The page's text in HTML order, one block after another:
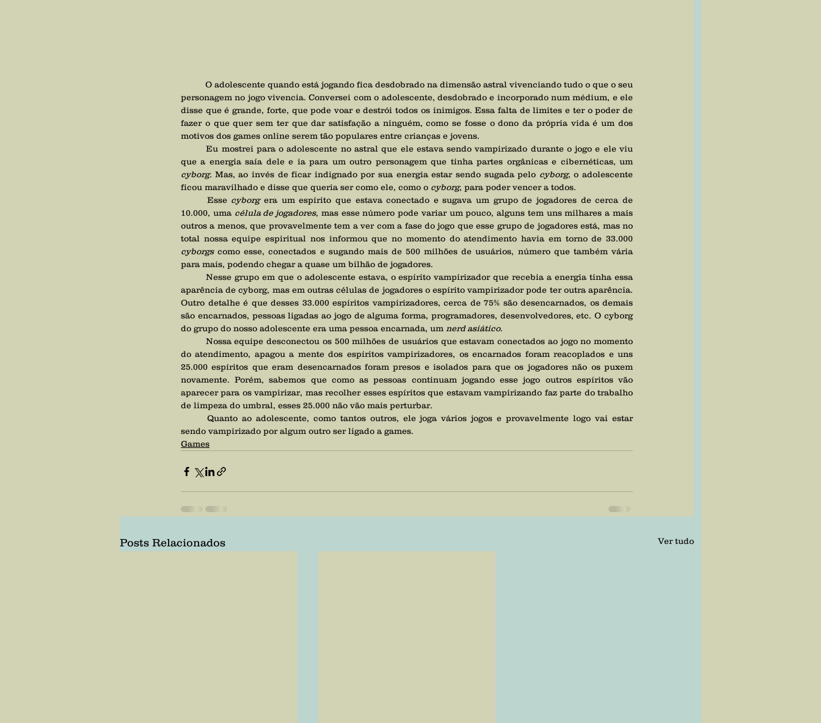
personagem no jogo vivencia. Conversei com o adolescente, desdobrado e incorporado num médium, e ele
disse que é grande, forte, que pode voar e destrói todos os inimigos. Essa falta de limites e ter o poder de
fazer o que quer sem ter que dar satisfação a ninguém, como se fosse o dono da própria vida é um dos
motivos dos games online serem tão populares entre crianças e jovens.
	Eu mostrei para o adolescente no astral que ele estava sendo vampirizado durante o jogo e ele viu
cyborg. Mas, ao invés de ficar indignado por sua energia estar sendo sugada pelo cyborg, o adolescente
ficou maravilhado e disse que queria ser como ele, como o cyborg, para poder vencer a todos.
	Esse
cyborg era um espírito que estava conectado e sugava um grupo de jogadores de cerca de
10.000, uma célula de jogadores, mas esse número pode variar um pouco, alguns tem uns milhares a mais
outros a menos, que provavelmente tem a ver com a fase do jogo que esse grupo de jogadores está, mas no
cyborgs como esse, conectados e sugando mais de 500 milhões de usuários, número que também vária
para mais, podendo chegar a quase um bilhão de jogadores.
aparência de cyborg, mas em outras células de jogadores o espírito vampirizador pode ter outra aparência.
Outro detalhe é que desses 33.000 espíritos vampirizadores, cerca de 75% são desencarnados, os demais
são encarnados, pessoas ligadas ao jogo de alguma forma, programadores, desenvolvedores, etc. O cyborg
do grupo do nosso adolescente era uma pessoa encarnada, um nerd asiático.
do atendimento, apagou a mente dos espíritos vampirizadores, os encarnados foram reacoplados e uns
25.000 espíritos que eram desencarnados foram presos e isolados para que os jogadores não os puxem
novamente. Porém, sabemos que como as pessoas continuam jogando esse jogo outros espíritos vão
aparecer para os vampirizar, mas recolher esses espíritos que estavam vampirizando faz parte do trabalho
de limpeza do umbral, esses 25.000 não vão mais perturbar.
sendo vampirizado por algum outro ser ligado a games.
Games
Posts Relacionados Ver tudo